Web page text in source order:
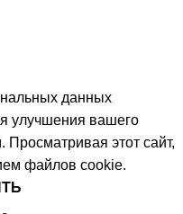
данных
улучшения вашего
этот сайт,
файлов cookie.